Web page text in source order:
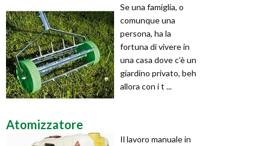
Se una famiglia, o
comunque una
persona, ha la
fortuna di vivere in
una casa dove c’è un
giardino privato, beh
allora con i t ...
Atomizzatore
Il lavoro manuale in